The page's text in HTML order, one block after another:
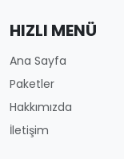
HIZLI MENÜ
Ana Sayfa
Paketler
Hakkımızda
İletişim